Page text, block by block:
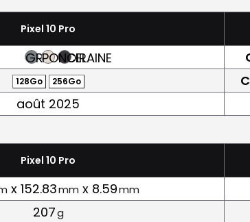
Pixel 10 Pro
GRISPORCELAINE
NOIR
128Go 256Go
août 2025
Pixel 10 Pro
x 152.83mm x 8.59mm
207g